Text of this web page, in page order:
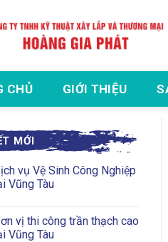
CHỦ GIỚI THIỆU
MỚI
vụ Vệ Sinh Công Nghiệp
Vũng Tàu
vị thi công trần thạch cao
Vũng Tàu